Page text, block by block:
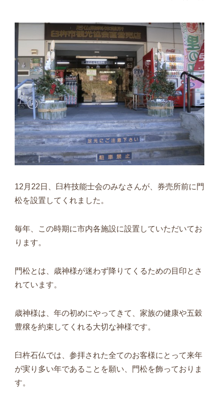
12月22日、臼杵技能士会のみなさんが、券売所前に門
松を設置してくれました。
毎年、この時期に市内各施設に設置していただいてお
ります。
門松とは、歳神様が迷わず降りてくるための目印とさ
れています。
歳神様は、年の初めにやってきて、家族の健康や五穀
豊穣を約束してくれる大切な神様です。
臼杵石仏では、参拝された全てのお客様にとって来年
が実り多い年であることを願い、門松を飾っておりま
す。